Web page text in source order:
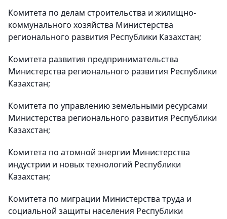
Комитета по делам строительства и жилищно-
коммунального хозяйства Министерства
регионального развития Республики Казахстан;
Комитета развития предпринимательства
Министерства регионального развития Республики
Казахстан;
Комитета по управлению земельными ресурсами
Министерства регионального развития Республики
Казахстан;
Комитета по атомной энергии Министерства
индустрии и новых технологий Республики
Казахстан;
Комитета по миграции Министерства труда и
социальной защиты населения Республики